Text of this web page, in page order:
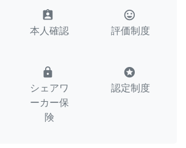
assignment_ind
本人確認
tag_faces
評価制度
lock
シェアワ
ーカー保
険
stars
認定制度